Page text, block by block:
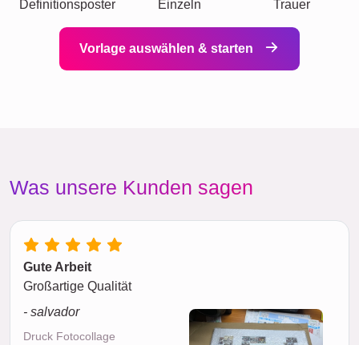
Definitionsposter Einzeln Trauer
Vorlage auswählen & starten
Was unsere Kunden sagen
Gute Arbeit
Großartige Qualität
- salvador
Druck Fotocollage